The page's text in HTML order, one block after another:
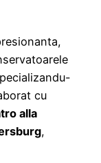
cu
alla
,